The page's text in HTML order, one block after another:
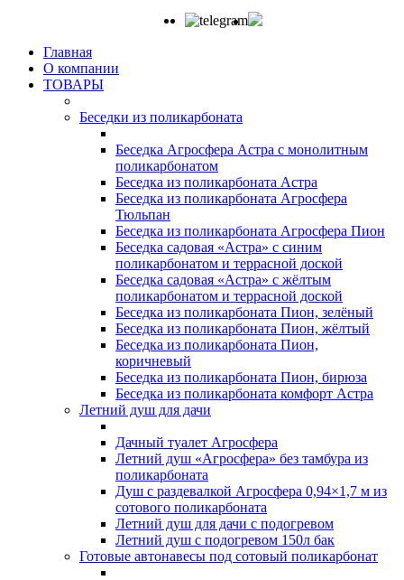
Главная
О компании
ТОВАРЫ
Беседки из поликарбоната
Беседка Агросфера Астра с монолитным
поликарбонатом
Беседка из поликарбоната Астра
Беседка из поликарбоната Агросфера
Тюльпан
Беседка из поликарбоната Агросфера Пион
Беседка садовая «Астра» с синим
поликарбонатом и террасной доской
Беседка садовая «Астра» с жёлтым
поликарбонатом и террасной доской
Беседка из поликарбоната Пион, зелёный
Беседка из поликарбоната Пион, жёлтый
Беседка из поликарбоната Пион,
коричневый
Беседка из поликарбоната Пион, бирюза
Беседка из поликарбоната комфорт Астра
Летний душ для дачи
Дачный туалет Агросфера
Летний душ «Агросфера» без тамбура из
поликарбоната
Душ с раздевалкой Агросфера 0,94×1,7 м из
сотового поликарбоната
Летний душ для дачи с подогревом
Летний душ с подогревом 150л бак
Готовые автонавесы под сотовый поликарбонат